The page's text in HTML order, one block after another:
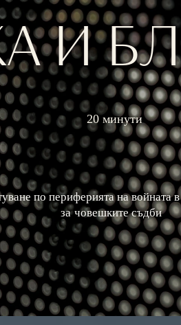
И
20 минути
по периферията на войната
за човешките съдби